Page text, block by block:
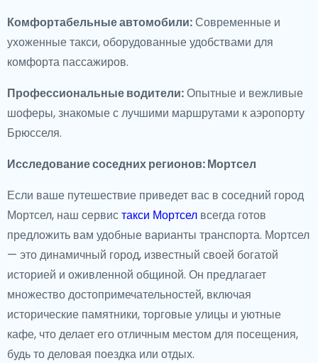
Комфортабельные автомобили:Современные и
ухоженные такси, оборудованные удобствами для
комфорта пассажиров.
Профессиональные водители:Опытные и вежливые
шоферы, знакомые с лучшими маршрутами к аэропорту
Брюсселя.
Исследование соседних регионов: Мортсел
Если ваше путешествие приведет вас в соседний город
Мортсел, наш сервистакси Мортсел всегда готов
предложить вам удобные варианты транспорта. Мортсел
— это динамичный город, известный своей богатой
историей и оживленной общиной. Он предлагает
множество достопримечательностей, включая
исторические памятники, торговые улицы и уютные
кафе, что делает его отличным местом для посещения,
будь то деловая поездка или отдых.